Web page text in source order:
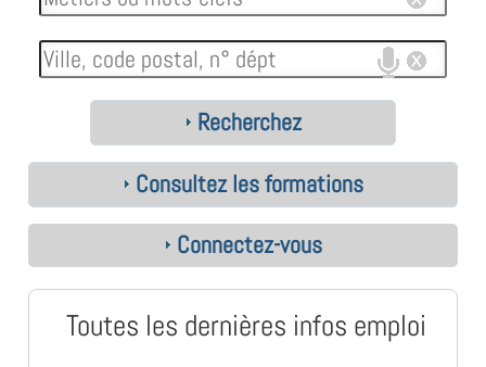
Recherchez
Consultez les formations
Connectez-vous
Toutes les dernières infos emploi